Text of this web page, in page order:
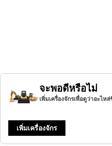
จะพอดีหรือไม่
เพิ่มเครื่องจักรเพื่อดูว่าอะไ
เพิ่มเครื่องจักร